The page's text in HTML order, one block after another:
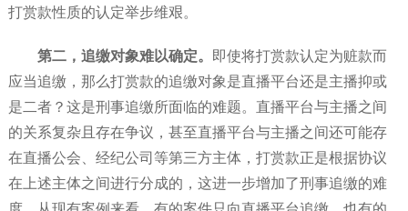
打赏款性质的认定举步维艰。
第二，追缴对象难以确定。
即使将打赏款认定为赃款而
应当追缴，那么打赏款的追缴对象是直播平台还是主播抑或
是二者？这是刑事追缴所面临的难题。直播平台与主播之间
的关系复杂且存在争议，甚至直播平台与主播之间还可能存
在直播公会、经纪公司等第三方主体，打赏款正是根据协议
在上述主体之间进行分成的，这进一步增加了刑事追缴的难